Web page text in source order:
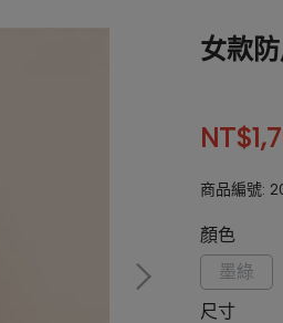
女款
商品編號:
顏色
墨綠
尺寸